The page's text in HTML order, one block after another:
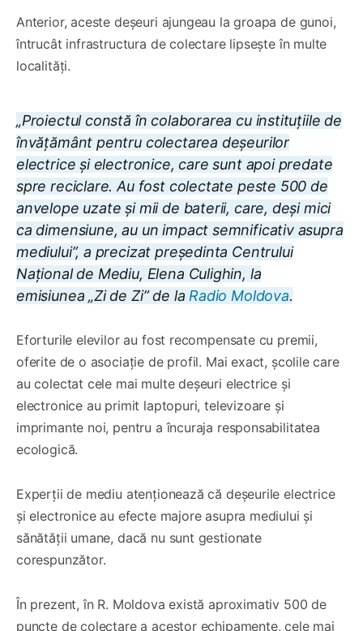
Anterior, aceste deșeuri ajungeau la groapa de gunoi,
întrucât infrastructura de colectare lipsește în multe
localități.
„Proiectul constă în colaborarea cu instituțiile de
învățământ pentru colectarea deșeurilor
electrice și electronice, care sunt apoi predate
spre reciclare. Au fost colectate peste 500 de
anvelope uzate și mii de baterii, care, deși mici
ca dimensiune, au un impact semnificativ asupra
mediului”, a precizat președinta Centrului
Național de Mediu, Elena Culighin, la
emisiunea „Zi de Zi” de la Radio Moldova.
Eforturile elevilor au fost recompensate cu premii,
oferite de o asociație de profil. Mai exact, școlile care
au colectat cele mai multe deșeuri electrice și
electronice au primit laptopuri, televizoare și
imprimante noi, pentru a încuraja responsabilitatea
ecologică.
Experții de mediu atenționează că deșeurile electrice
și electronice au efecte majore asupra mediului și
sănătății umane, dacă nu sunt gestionate
corespunzător.
În prezent, în R. Moldova există aproximativ 500 de
puncte de colectare a acestor echipamente, cele mai